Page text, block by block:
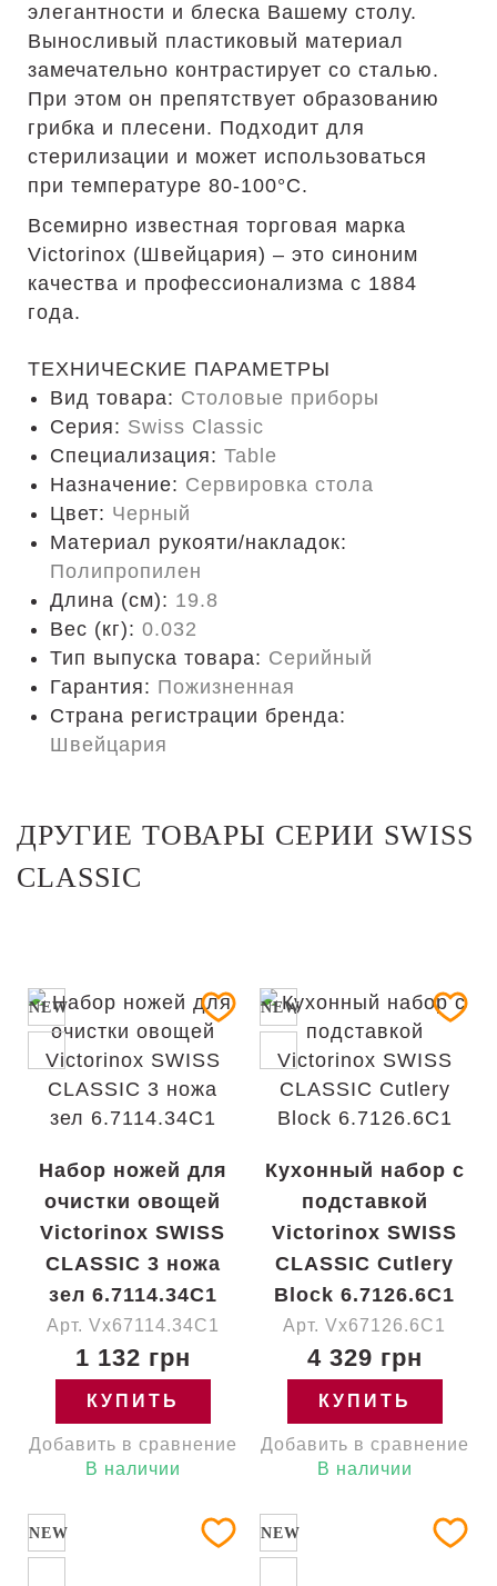
элегантности и блеска Вашему столу.
Выносливый пластиковый материал
замечательно контрастирует со сталью.
При этом он препятствует образованию
грибка и плесени. Подходит для
стерилизации и может использоваться
при температуре 80-100°С.
Всемирно известная торговая марка
Victorinox (Швейцария) – это синоним
качества и профессионализма с 1884
года.
ТЕХНИЧЕСКИЕ ПАРАМЕТРЫ
Вид товара: Столовые приборы
Серия: Swiss Classic
Специализация: Table
Назначение: Сервировка стола
Цвет: Черный
Материал рукояти/накладок:
Полипропилен
Длина (cм): 19.8
Вес (кг): 0.032
Тип выпуска товара: Серийный
Гарантия: Пожизненная
Страна регистрации бренда:
Швейцария
ДРУГИЕ ТОВАРЫ СЕРИИ SWISS
CLASSIC
NEW
Набор ножей для
очистки овощей
Victorinox SWISS
CLASSIC 3 ножа
зел 6.7114.34C1
Арт. Vx67114.34C1
1 132 грн
КУПИТЬ
Добавить в сравнение
В наличии
NEW
Кухонный набор с
подставкой
Victorinox SWISS
CLASSIC Cutlery
Block 6.7126.6C1
Арт. Vx67126.6C1
4 329 грн
КУПИТЬ
Добавить в сравнение
В наличии
NEW NEW